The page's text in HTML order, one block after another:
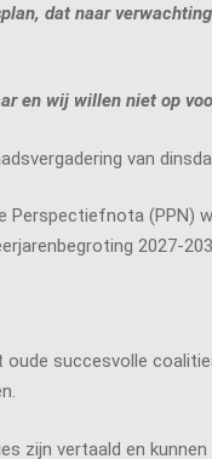
dat naar
en wij willen niet op
van
2027-
succesvolle
zijn vertaald en